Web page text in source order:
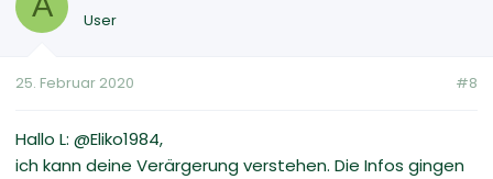
User
25. Februar 2020 #8
Hallo L: @Eliko1984,
ich kann deine Verärgerung verstehen. Die Infos gingen